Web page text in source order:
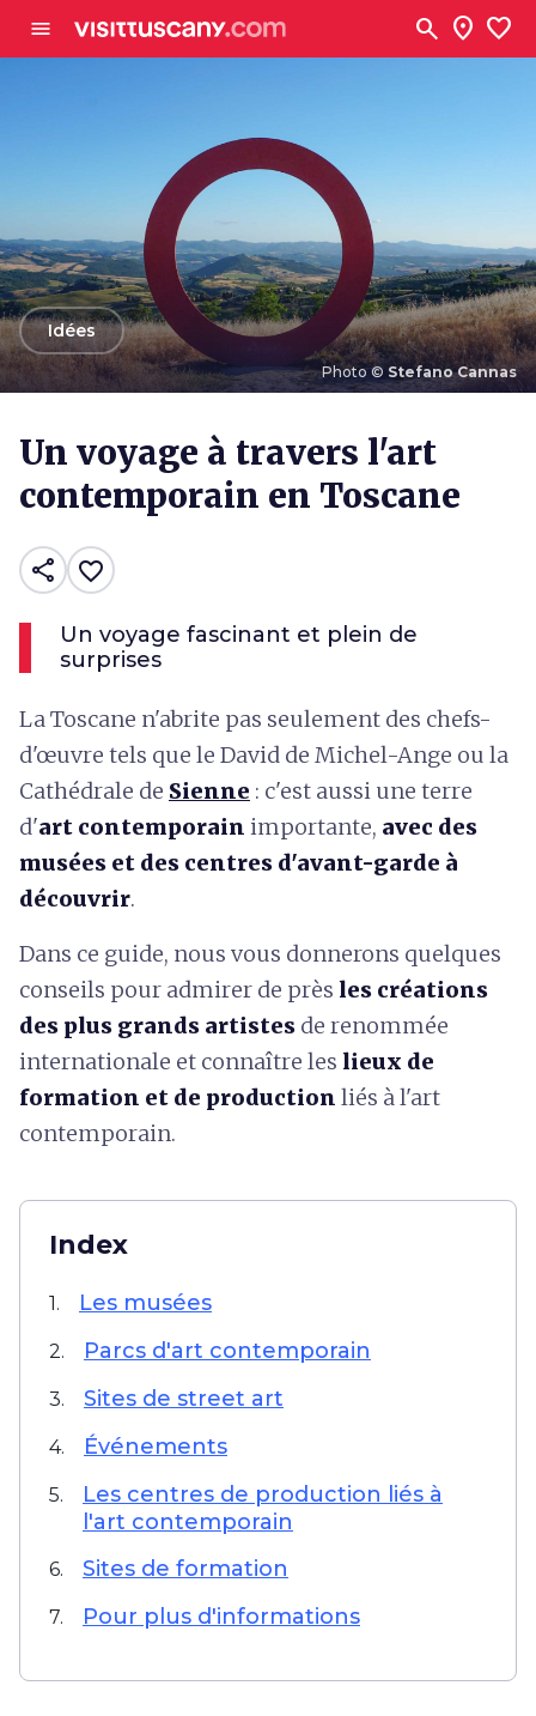
menu search location_on favorite
Photo © Stefano Cannas
arrow_backIdées
Un voyage à travers l'art
contemporain en Toscane
share favorite_border
Un voyage fascinant et plein de
surprises
La Toscane n'abrite pas seulement des chefs-
d'œuvre tels que le David de Michel-Ange ou la
Cathédrale de Sienne : c'est aussi une terre
d'art contemporain importante, avec des
musées et des centres d'avant-garde à
découvrir.
Dans ce guide, nous vous donnerons quelques
conseils pour admirer de près les créations
des plus grands artistes de renommée
internationale et connaître les lieux de
formation et de production liés à l'art
contemporain.
Index
1. Les musées
2. Parcs d'art contemporain
3. Sites de street art
4. Événements
5.
Les centres de production liés à
l'art contemporain
6. Sites de formation
7. Pour plus d'informations